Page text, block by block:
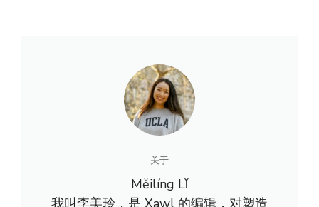
关于
Měilíng Lǐ
我叫李美玲，是 Xawl 的编辑，对塑造